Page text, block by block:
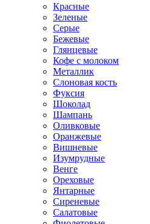
Красные
Зеленые
Серые
Бежевые
Глянцевые
Кофе с молоком
Металлик
Слоновая кость
Фуксия
Шоколад
Шампань
Оливковые
Оранжевые
Вишневые
Изумрудные
Венге
Ореховые
Янтарные
Сиреневые
Салатовые